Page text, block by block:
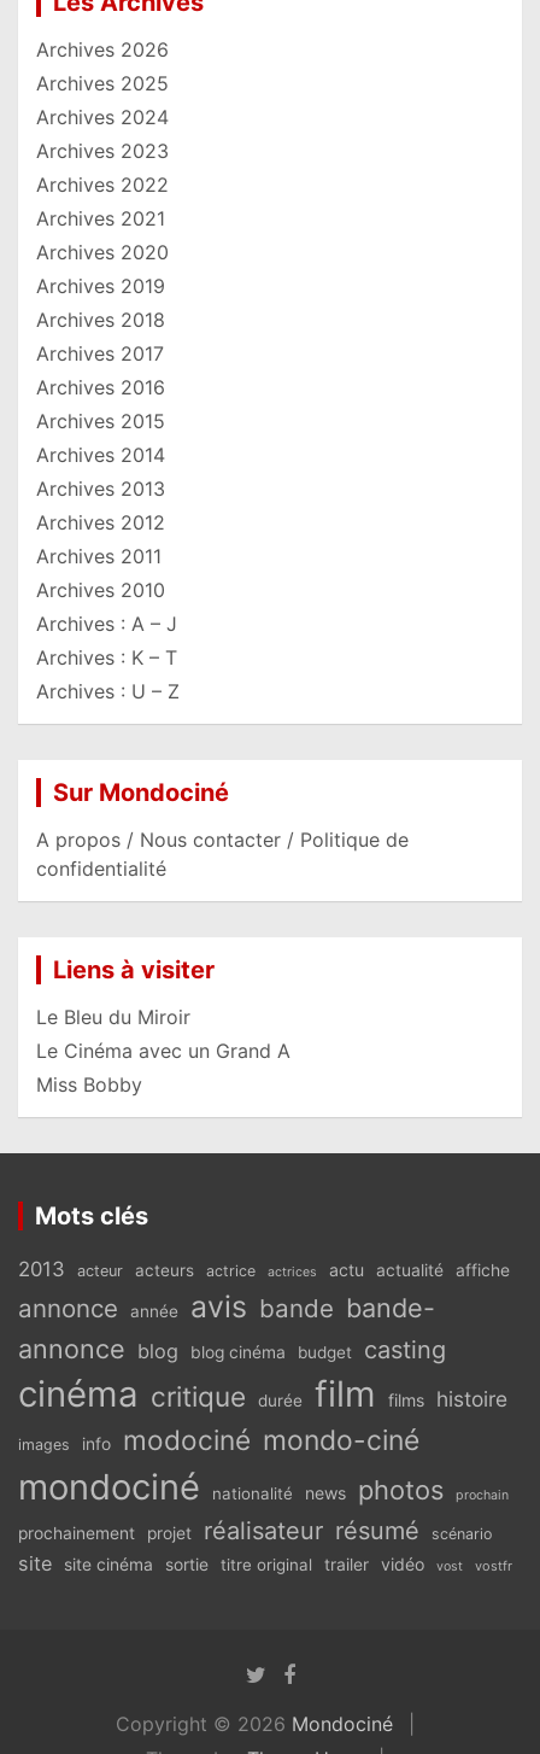
Archives 2026
Archives 2025
Archives 2024
Archives 2023
Archives 2022
Archives 2021
Archives 2020
Archives 2019
Archives 2018
Archives 2017
Archives 2016
Archives 2015
Archives 2014
Archives 2013
Archives 2012
Archives 2011
Archives 2010
Archives : A – J
Archives : K – T
Archives : U – Z
Sur Mondociné
A propos / Nous contacter / Politique de
confidentialité
Liens à visiter
Le Bleu du Miroir
Le Cinéma avec un Grand A
Miss Bobby
Mots clés
2013 acteur acteurs actrice actrices actu actualité affiche
annonce année avis bande bande-
annonce blog blog cinéma budget casting
cinéma critique durée film films histoire
images info modociné mondo-ciné
mondociné nationalité news photos prochain
prochainement projet réalisateur résumé scénario
site site cinéma sortie titre original trailer vidéo vost vostfr
Copyright © 2026 Mondociné